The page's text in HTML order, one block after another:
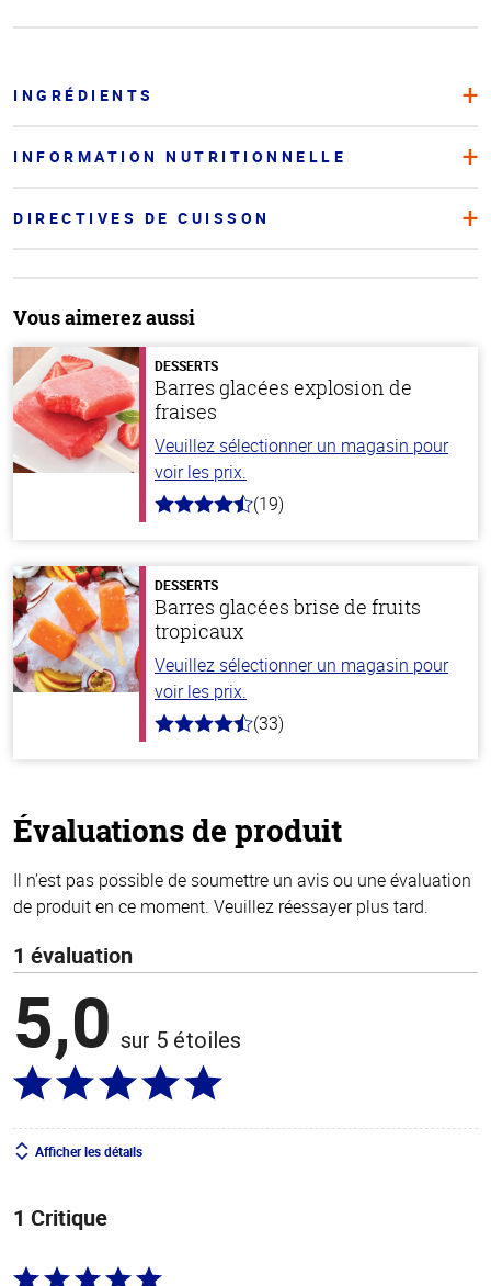
INGRÉDIENTS
INFORMATION NUTRITIONNELLE
DIRECTIVES DE CUISSON
Vous aimerez aussi
DESSERTS
Barres glacées explosion de
fraises
Veuillez sélectionner un magasin pour
voir les prix.
4.8
stars
(19)
DESSERTS
Barres glacées brise de fruits
tropicaux
Veuillez sélectionner un magasin pour
voir les prix.
4.8
(33)
Évaluations de produit
Il n’est pas possible de soumettre un avis ou une évaluation
de produit en ce moment. Veuillez réessayer plus tard.
1 évaluation
5,0 sur 5 étoiles
Afficher les détails
1 Critique
Coté